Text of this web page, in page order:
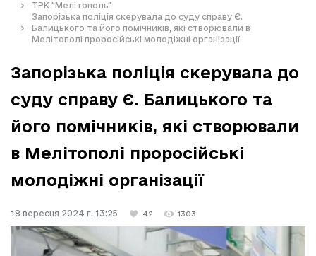
ТРК "Мелітополь"
Запорізька поліція скерувала до суду справу Є.
Балицького та його помічників, які створювали в
Мелітополі проросійські молодіжні організації
Запорізька поліція скерувала до
суду справу Є. Балицького та
його помічників, які створювали
в Мелітополі проросійські
молодіжні організації
18 вересня 2024 г. 13:25 42 1303